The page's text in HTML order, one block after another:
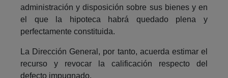
administración y disposición sobre sus bienes y en
el que la hipoteca habrá quedado plena y
perfectamente constituida.
La Dirección General, por tanto, acuerda estimar el
recurso y revocar la calificación respecto del
defecto impugnado.